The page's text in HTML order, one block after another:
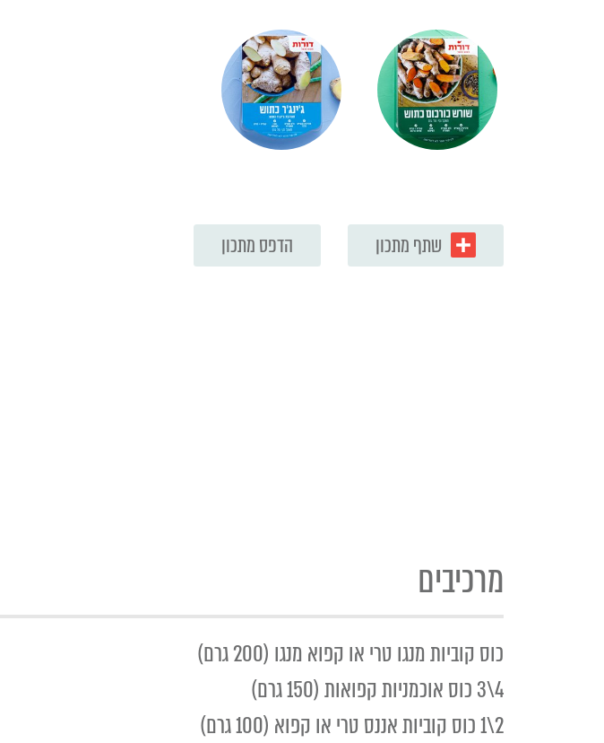
הדפס מתכון שתף מתכון
מרכיבים
כוס קוביות מנגו טרי או קפוא מנגו (200 גרם)
4\3 כוס אוכמניות קפואות (150 גרם)
2\1 כוס קוביות אננס טרי או קפוא (100 גרם)